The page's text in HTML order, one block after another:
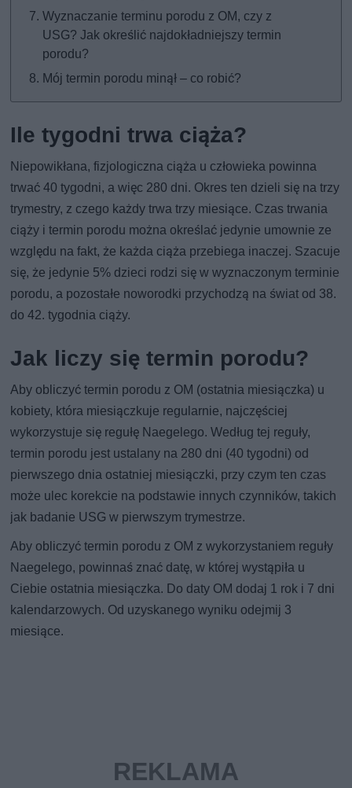
Wyznaczanie terminu porodu z OM, czy z
USG? Jak określić najdokładniejszy termin
porodu?
Mój termin porodu minął – co robić?
Ile tygodni trwa ciąża?
Niepowikłana, fizjologiczna ciąża u człowieka powinna
trwać 40 tygodni, a więc 280 dni. Okres ten dzieli się na trzy
trymestry, z czego każdy trwa trzy miesiące. Czas trwania
ciąży i termin porodu można określać jedynie umownie ze
względu na fakt, że każda ciąża przebiega inaczej. Szacuje
się, że jedynie 5% dzieci rodzi się w wyznaczonym terminie
porodu, a pozostałe noworodki przychodzą na świat od 38.
do 42. tygodnia ciąży.
Jak liczy się termin porodu?
Aby obliczyć termin porodu z OM (ostatnia miesiączka) u
kobiety, która miesiączkuje regularnie, najczęściej
wykorzystuje się regułę Naegelego. Według tej reguły,
termin porodu jest ustalany na 280 dni (40 tygodni) od
pierwszego dnia ostatniej miesiączki, przy czym ten czas
może ulec korekcie na podstawie innych czynników, takich
jak badanie USG w pierwszym trymestrze.
Aby obliczyć termin porodu z OM z wykorzystaniem reguły
Naegelego, powinnaś znać datę, w której wystąpiła u
Ciebie ostatnia miesiączka. Do daty OM dodaj 1 rok i 7 dni
kalendarzowych. Od uzyskanego wyniku odejmij 3
miesiące.